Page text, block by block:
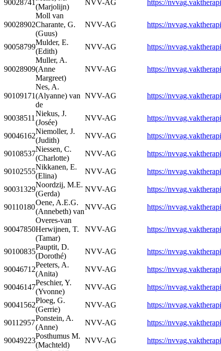
90028741
(Marjolijn)
NVV-AG https://
90028902
Moll van
Charante, G.
(Guus)
NVV-AG https://
90058799
Mulder, E.
(Edith)
NVV-AG https://
90028909
Muller, A.
(Anne
Margreet)
NVV-AG https://
90109171
Nes, A.
(Alyanne) van
de
NVV-AG https://
90038511
Niekus, J.
(Josée)
NVV-AG https://
90046162
Niemoller, J.
(Judith)
NVV-AG https://
90108537
Niessen, C.
(Charlotte)
NVV-AG https://
90102555
Nikkanen, E.
(Elina)
NVV-AG https://
90031329
Noordzij, M.E.
(Gerda)
NVV-AG https://
90110180
Oene, A.E.G.
(Annebeth) van
NVV-AG https://
90047850
Overes-van
Herwijnen, T.
(Tamar)
NVV-AG https://
90100835
Pauptit, D.
(Dorothé)
NVV-AG https://
90046712
Peeters, A.
(Anita)
NVV-AG https://
90046147
Peschier, Y.
(Yvonne)
NVV-AG https://
90041562
Ploeg, G.
(Gerrie)
NVV-AG https://
90112957
Ponstein, A.
(Anne)
NVV-AG https://
90049223
Posthumus M.
(Machteld)
NVV-AG https://